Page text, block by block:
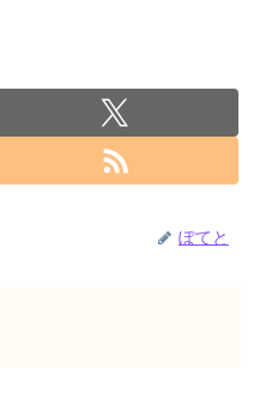
ぽてと